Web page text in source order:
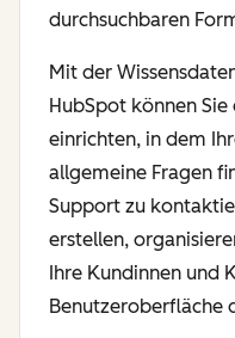
durchsuchbaren
Mit der
HubSpot können
einrichten, in dem
allgemeine Fragen
Support zu
erstellen,
Ihre Kundinnen und
Benutzeroberfläche